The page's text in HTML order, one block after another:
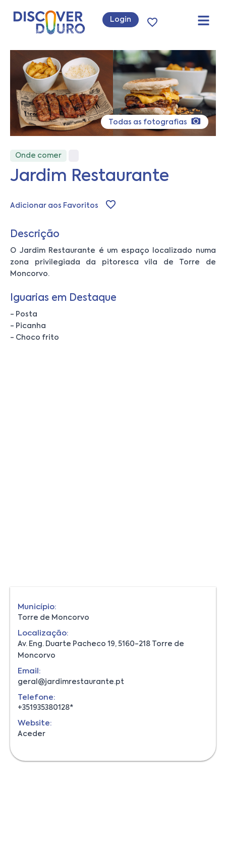
Login
Todas as fotografias
Onde comer
Jardim Restaurante
Adicionar aos Favoritos
Descrição
O Jardim Restaurante é um espaço localizado numa
zona privilegiada da pitoresca vila de Torre de
Moncorvo.
Iguarias em Destaque
- Posta
- Picanha
- Choco frito
Município:
Torre de Moncorvo
Localização:
Av. Eng. Duarte Pacheco 19, 5160-218 Torre de
Moncorvo
Email:
geral@jardimrestaurante.pt
Telefone:
+351935380128*
Website:
Aceder